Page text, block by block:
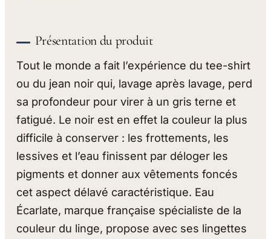
Présentation du produit
Tout le monde a fait l’expérience du tee-shirt
ou du jean noir qui, lavage après lavage, perd
sa profondeur pour virer à un gris terne et
fatigué. Le noir est en effet la couleur la plus
difficile à conserver : les frottements, les
lessives et l’eau finissent par déloger les
pigments et donner aux vêtements foncés
cet aspect délavé caractéristique. Eau
Écarlate, marque française spécialiste de la
couleur du linge, propose avec ses lingettes